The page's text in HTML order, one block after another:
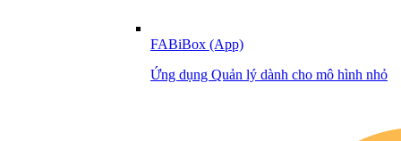
FABiBox (App)
Ứng dụng Quản lý dành cho mô hình nhỏ